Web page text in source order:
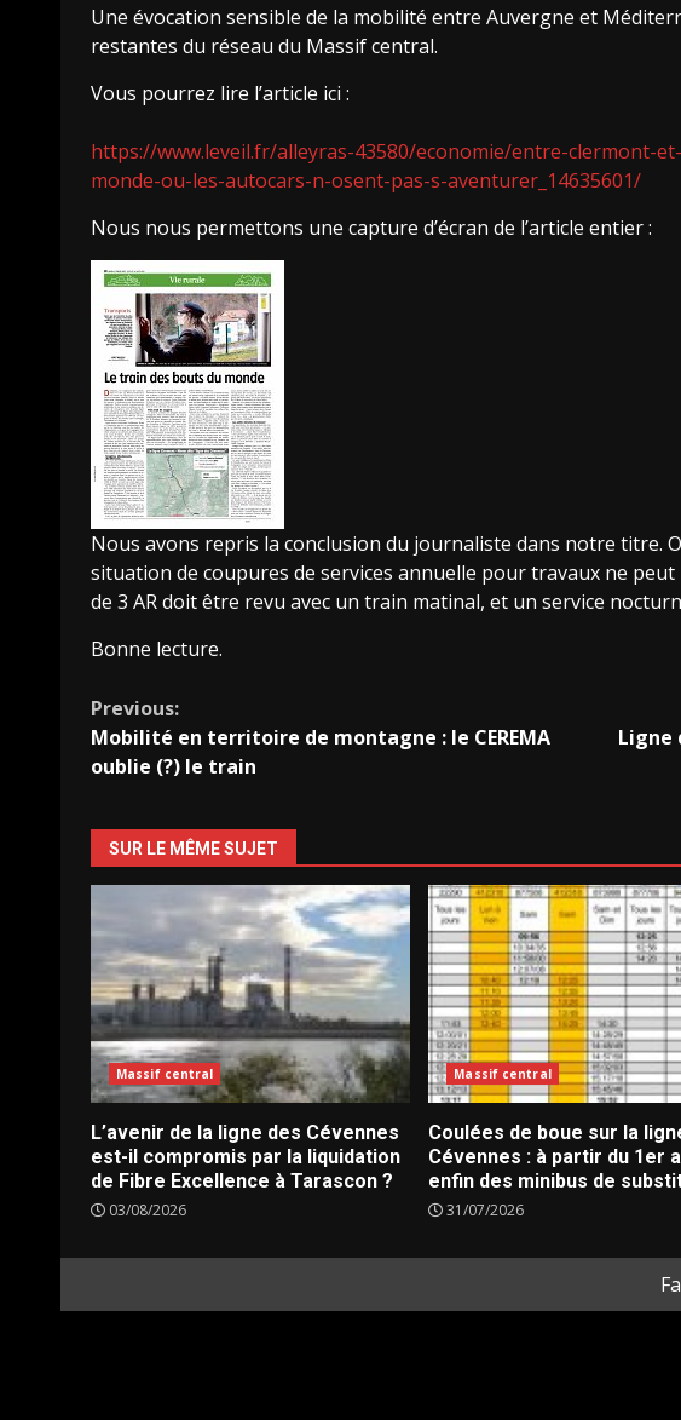
Une évocation sensible de la mobilité entre Auvergne et
restantes du réseau du Massif central.
Vous pourrez lire l’article ici :
https://www.leveil.fr/alleyras-43580/economie/entre-clermont-
monde-ou-les-autocars-n-osent-pas-s-aventurer_14635601/
Nous nous permettons une capture d’écran de l’article entier :
Nous avons repris la conclusion du journaliste dans notre titre.
situation de coupures de services annuelle pour travaux ne
de 3 ARdoit être revu avec un train matinal, et un service
Bonne lecture.
Continue
Reading
Previous:
Mobilité en territoire de montagne : le CEREMA
oublie (?) le train
Ligne
SUR LE MÊME SUJET
Massif central
L’avenir de la ligne des Cévennes
est-il compromis par la liquidation
de Fibre Excellence à Tarascon ?
03/08/2026
Massif central
Coulées de boue sur la
Cévennes : à partir du 1er
enfin des minibus de
31/07/2026